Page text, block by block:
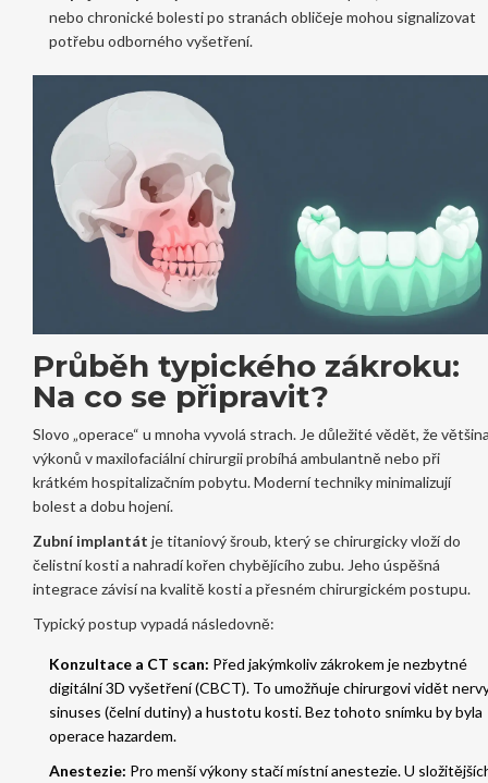
nebo chronické bolesti po stranách obličeje mohou signalizovat
potřebu odborného vyšetření.
Průběh typického zákroku:
Na co se připravit?
Slovo „operace“ u mnoha vyvolá strach. Je důležité vědět, že
výkonů v maxilofaciální chirurgii probíhá ambulantně nebo při
krátkém hospitalizačním pobytu. Moderní techniky minimalizují
bolest a dobu hojení.
Zubní implantát jetitaniový šroub, který se chirurgicky vloží do
čelistní kosti a nahradí kořen chybějícího zubu. Jeho úspěšná
integrace závisí na kvalitě kosti a přesném chirurgickém postupu.
Typický postup vypadá následovně:
Konzultace a CT scan: Před jakýmkoliv zákrokem je nezbytné
digitální 3D vyšetření (CBCT). To umožňuje chirurgovi vidět
sinuses (čelní dutiny) a hustotu kosti. Bez tohoto snímku by byla
operace hazardem.
Anestezie: Pro menší výkony stačí místní anestezie. U